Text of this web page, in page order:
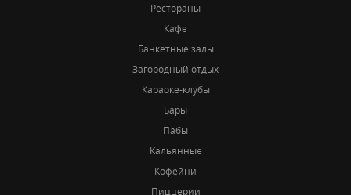
Рестораны
Кафе
Банкетные залы
Загородный отдых
Караоке-клубы
Бары
Пабы
Кальянные
Кофейни
Пиццерии